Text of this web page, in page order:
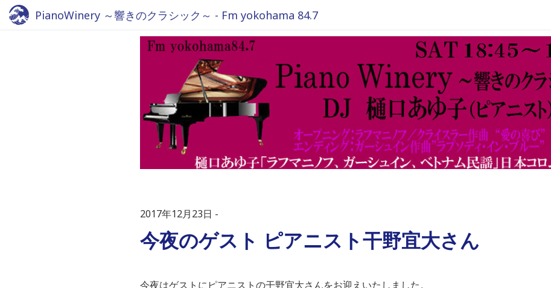
PianoWinery ～響きのクラシック～ - Fm yokohama 84.7
2017年12月23日
今夜のゲスト ピアニスト干野宜大さん
今夜はゲストにピアニストの干野宜大さんをお迎えいたしました。